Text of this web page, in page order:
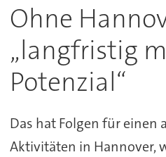
Ohne
„langfristig
Potenzial“
Das hat Folgen für einen
Aktivitäten in Hannover,